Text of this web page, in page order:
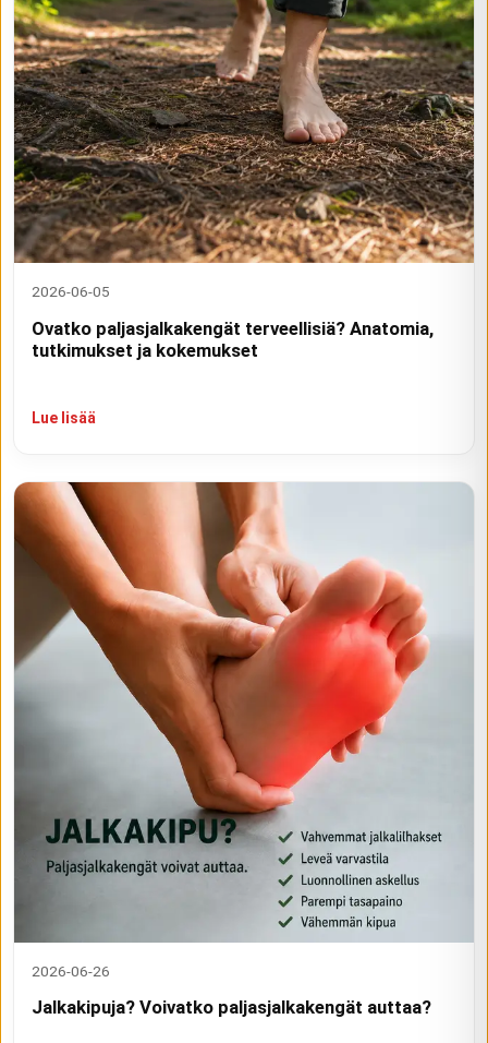
2026-06-05
Ovatko paljasjalkakengät terveellisiä? Anatomia,
tutkimukset ja kokemukset
Lue lisää
2026-06-26
Jalkakipuja? Voivatko paljasjalkakengät auttaa?